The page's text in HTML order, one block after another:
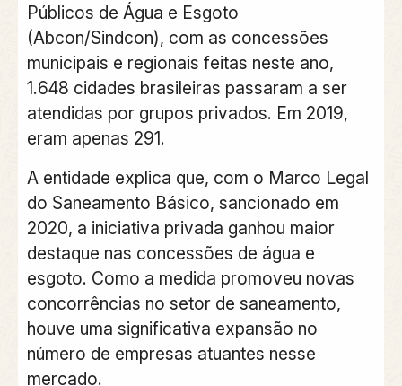
Públicos de Água e Esgoto
(Abcon/Sindcon), com as concessões
municipais e regionais feitas neste ano,
1.648 cidades brasileiras passaram a ser
atendidas por grupos privados. Em 2019,
eram apenas 291.
A entidade explica que, com o Marco Legal
do Saneamento Básico, sancionado em
2020, a iniciativa privada ganhou maior
destaque nas concessões de água e
esgoto. Como a medida promoveu novas
concorrências no setor de saneamento,
houve uma significativa expansão no
número de empresas atuantes nesse
mercado.